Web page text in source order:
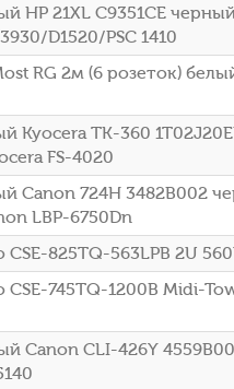
HP 21XL C9351CE
D1520/PSC 1410
RG 2м (6 розеток)
Kyocera TK-360
FS-4020
Canon 724H 3482B002
LBP-6750Dn
CSE-825TQ-563LPB 2U
745TQ-1200B Midi-
Canon CLI-426Y